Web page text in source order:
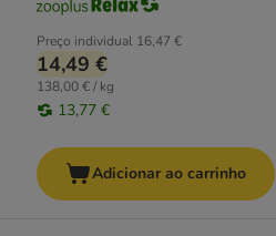
Preço individual 16,47 €
14,49 €
138,00 € / kg
13,77 €
Adicionar ao carrinho